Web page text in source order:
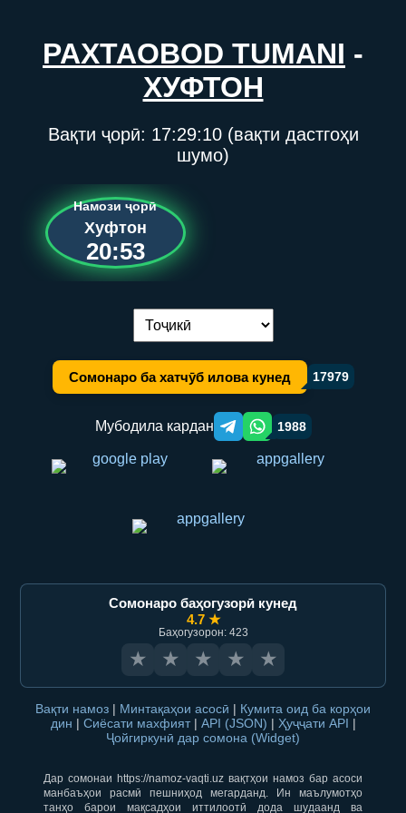
PAXTAOBOD TUMANI -
ХУФТОН
Вақти ҷорӣ: 17:29:10(вақти дастгоҳи
шумо)
Намози ҷорӣ
Хуфтон
20:53
Иваз кардани забон:
Сомонаро ба хатчӯб илова кунед 17979
Мубодила кардан Telegram orqali ulashish
WhatsApp orqali ulashish
1988
Сомонаро баҳогузорӣ кунед
4.7 ★
Баҳогузорон: 423
★ ★ ★ ★ ★
Вақти намоз | Минтақаҳои асосӣ | Кумита оид ба корҳои
дин | Сиёсати махфият | API (JSON) | Ҳуҷҷати API |
Ҷойгиркунӣ дар сомона (Widget)
Дар сомонаи https://namoz-vaqti.uz вақтҳои намоз бар асоси
манбаъҳои расмӣ пешниҳод мегарданд. Ин маълумотҳо
танҳо барои мақсадҳои иттилоотӣ дода шудаанд ва